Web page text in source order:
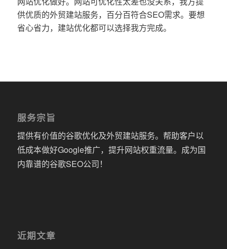
供优质的外贸建站服务，百分百符合SEO需求。要想
省心省力，建站优化都可以选择我方完成。
服务宗旨
提供有价值的谷歌优化及外贸建站服务。帮助客户以
低成本做好Google推广，提升网站权重流量。成为国
内靠谱的谷歌SEO公司！
近期文章